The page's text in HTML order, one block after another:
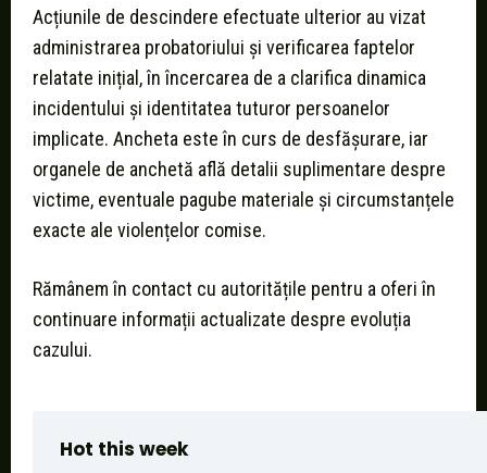
Acțiunile de descindere efectuate ulterior au vizat
administrarea probatoriului și verificarea faptelor
relatate inițial, în încercarea de a clarifica dinamica
incidentului și identitatea tuturor persoanelor
implicate. Ancheta este în curs de desfășurare, iar
organele de anchetă află detalii suplimentare despre
victime, eventuale pagube materiale și circumstanțele
exacte ale violențelor comise.
Rămânem în contact cu autoritățile pentru a oferi în
continuare informații actualizate despre evoluția
cazului.
Hot this week